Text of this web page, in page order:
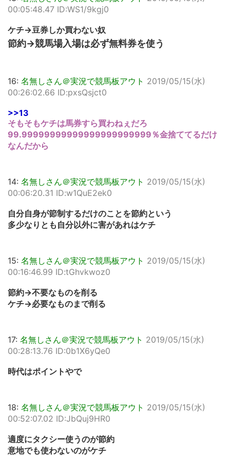
00:05:48.47 ID:WS1/9kgj0
ケチ→豆券しか買わない奴
節約→競馬場入場は必ず無料券を使う
16: 名無しさん＠実況で競馬板アウト 2019/05/15(水)
00:26:02.66 ID:pxsQsjct0
>>13
そもそもケチは馬券すら買わねぇだろ
99.99999999999999999999999％金捨ててるだけ
なんだから
14: 名無しさん＠実況で競馬板アウト 2019/05/15(水)
00:06:20.31 ID:w1QuE2ek0
自分自身が節制するだけのことを節約という
多少なりとも自分以外に害があれはケチ
15: 名無しさん＠実況で競馬板アウト 2019/05/15(水)
00:16:46.99 ID:tGhvkwoz0
節約→不要なものを削る
ケチ→必要なものまで削る
17: 名無しさん＠実況で競馬板アウト 2019/05/15(水)
00:28:13.76 ID:0b1X6yQe0
時代はポイントやで
18: 名無しさん＠実況で競馬板アウト 2019/05/15(水)
00:52:07.02 ID:JbQuj9HR0
適度にタクシー使うのが節約
意地でも使わないのがケチ